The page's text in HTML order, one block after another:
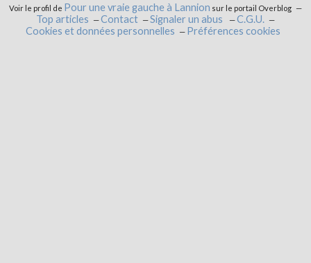
Voir le profil de Pour une vraie gauche à Lannion sur le portail Overblog
Top articles Contact Signaler un abus
C.G.U.
Cookies et données personnelles
Préférences cookies